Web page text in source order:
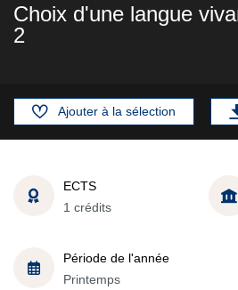
Choix d'une langue
2
Ajouter à la sélection
ECTS
1 crédits
Période de l'année
Printemps